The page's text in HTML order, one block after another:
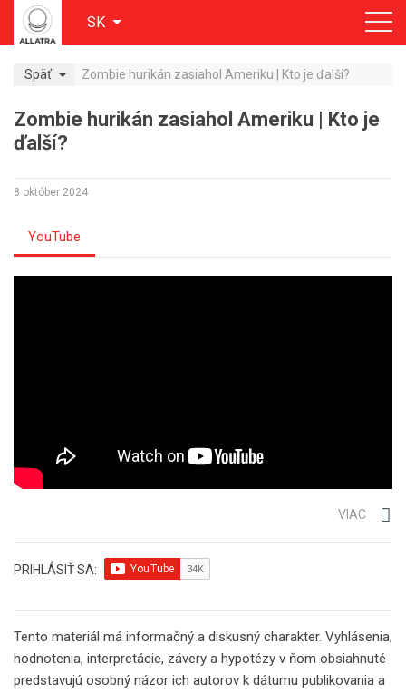
SK
Späť Zombie hurikán zasiahol Ameriku | Kto je ďalší?
Zombie hurikán zasiahol Ameriku | Kto je
ďalší?
8 október 2024
YouTube
VIAC
PRIHLÁSIŤ SA:
Tento materiál má informačný a diskusný charakter. Vyhlásenia,
hodnotenia, interpretácie, závery a hypotézy v ňom obsiahnuté
predstavujú osobný názor ich autorov k dátumu publikovania a